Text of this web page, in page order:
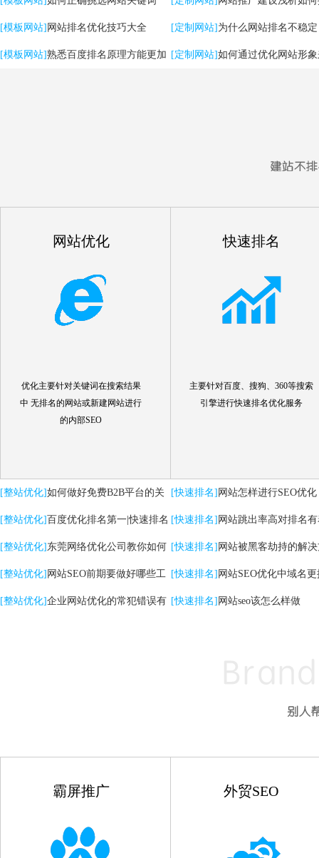
[模板网站] 网站排名优化技巧大全
[模板网站]熟悉百度排名原理方能更加
用户体验
[定制网站] 为什么网站排名不稳
[定制网站]如何通过优化网站形
网站优化
优化主要针对关键词在搜索结果
中 无排名的网站或新建网站进行
的内部SEO
快速排名
主要针对百度、搜狗、360等搜索
引擎进行快速排名优化服务
[整站优化]如何做好免费B2B平台的关
键词优化推广
[整站优化]百度优化排名第一|快速排名
关键词|自然排名优化
[整站优化] 东莞网络优化公司教你如何
提升网站转化率
[整站优化] 网站SEO前期要做好哪些工
作
[整站优化]企业网站优化的常犯错误有
[快速排名] 网站怎样进行SEO优化
[快速排名] 网站跳出率高对排名
高的影响
[快速排名] 网站被黑客劫持的解
[快速排名] 网站SEO优化中域名
点
[快速排名] 网站seo该怎么样做
霸屏推广 外贸SEO